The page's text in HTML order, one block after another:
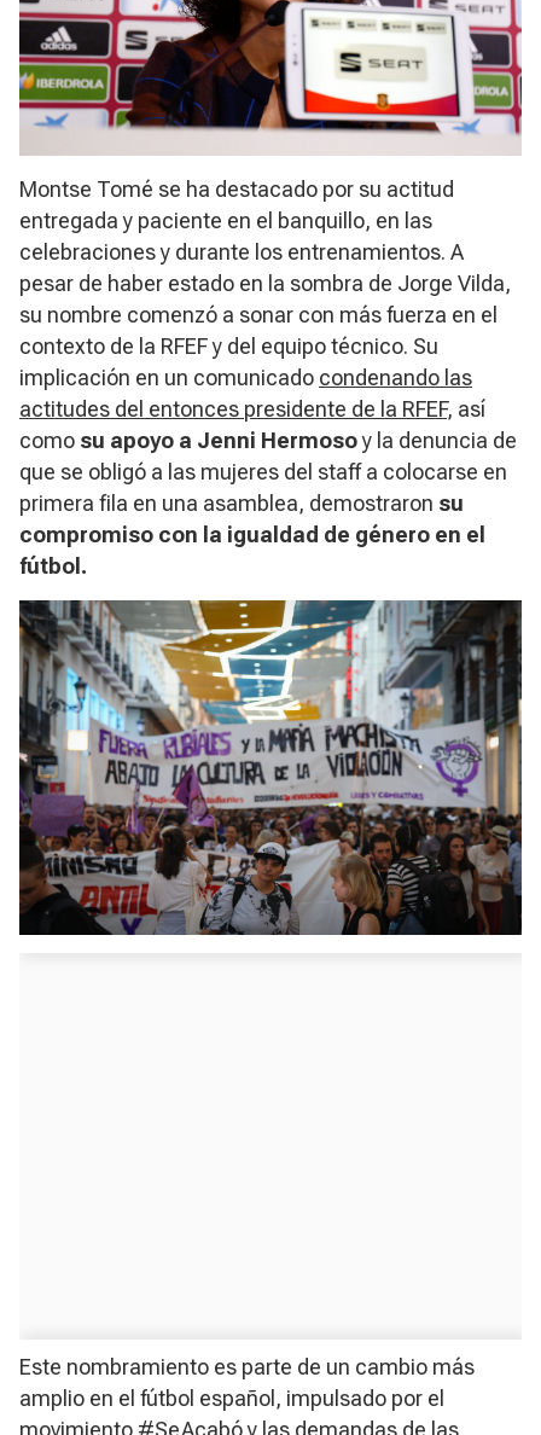
Montse Tomé se ha destacado por su actitud
entregada y paciente en el banquillo, en las
celebraciones y durante los entrenamientos. A
pesar de haber estado en la sombra de Jorge Vilda,
su nombre comenzó a sonar con más fuerza en el
contexto de la RFEF y del equipo técnico. Su
implicación en un comunicado condenando las
actitudes del entonces presidente de la RFEF, así
como su apoyo a Jenni Hermosoy la denuncia de
que se obligó a las mujeres del staff a colocarse en
primera fila en una asamblea, demostraron su
compromiso con la igualdad de género en el
fútbol.
Este nombramiento es parte de un cambio más
amplio en el fútbol español, impulsado por el